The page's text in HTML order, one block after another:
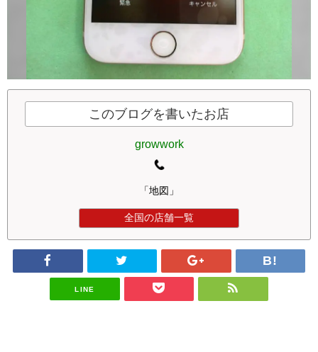
このブログを書いたお店
growwork
「地図」
全国の店舗一覧
LINE